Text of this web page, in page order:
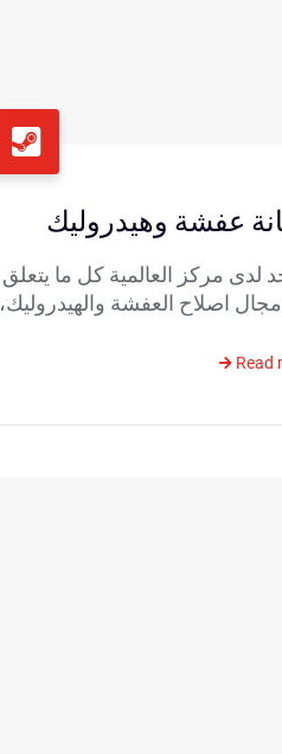
عفشة وهيدروليك
لدى مركز العالمية كل ما يتعلق
اصلاح العفشة والهيدروليك،
Read